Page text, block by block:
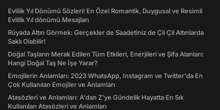
Evlilik Yıl Dönümü Sözleri! En Özel Romantik, Duygusal ve Resimli
Evlilik Yıl dönümü Mesajları
Rüyada Altın Görmek: Gerçekler de Saadetiniz de Çil Çil Altınlarda
Saklı Olabilir!
Doğal Taşların Merak Edilen Tüm Etkileri, Enerjileri ve Şifa Alanları:
Hangi Doğal Taş Ne İşe Yarar?
Emojilerin Anlamları: 2023 WhatsApp, Instagram ve Twitter'da En
Çok Kullanılan Emojiler ve Anlamları
Atasözleri ve Anlamları: A'dan Z'ye Gündelik Hayatta En Sık
Kullanılan Atasözleri ve Anlamları